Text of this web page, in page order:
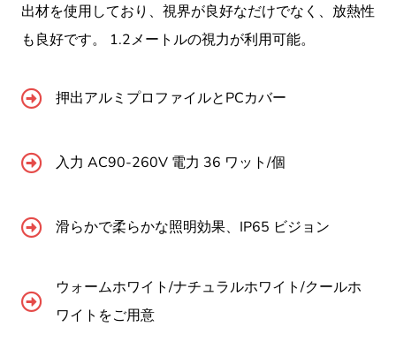
出材を使用しており、視界が良好なだけでなく、放熱性
も良好です。 1.2メートルの視力が利用可能。
押出アルミプロファイルとPCカバー
入力 AC90-260V 電力 36 ワット/個
滑らかで柔らかな照明効果、IP65 ビジョン
ウォームホワイト/ナチュラルホワイト/クールホ
ワイトをご用意